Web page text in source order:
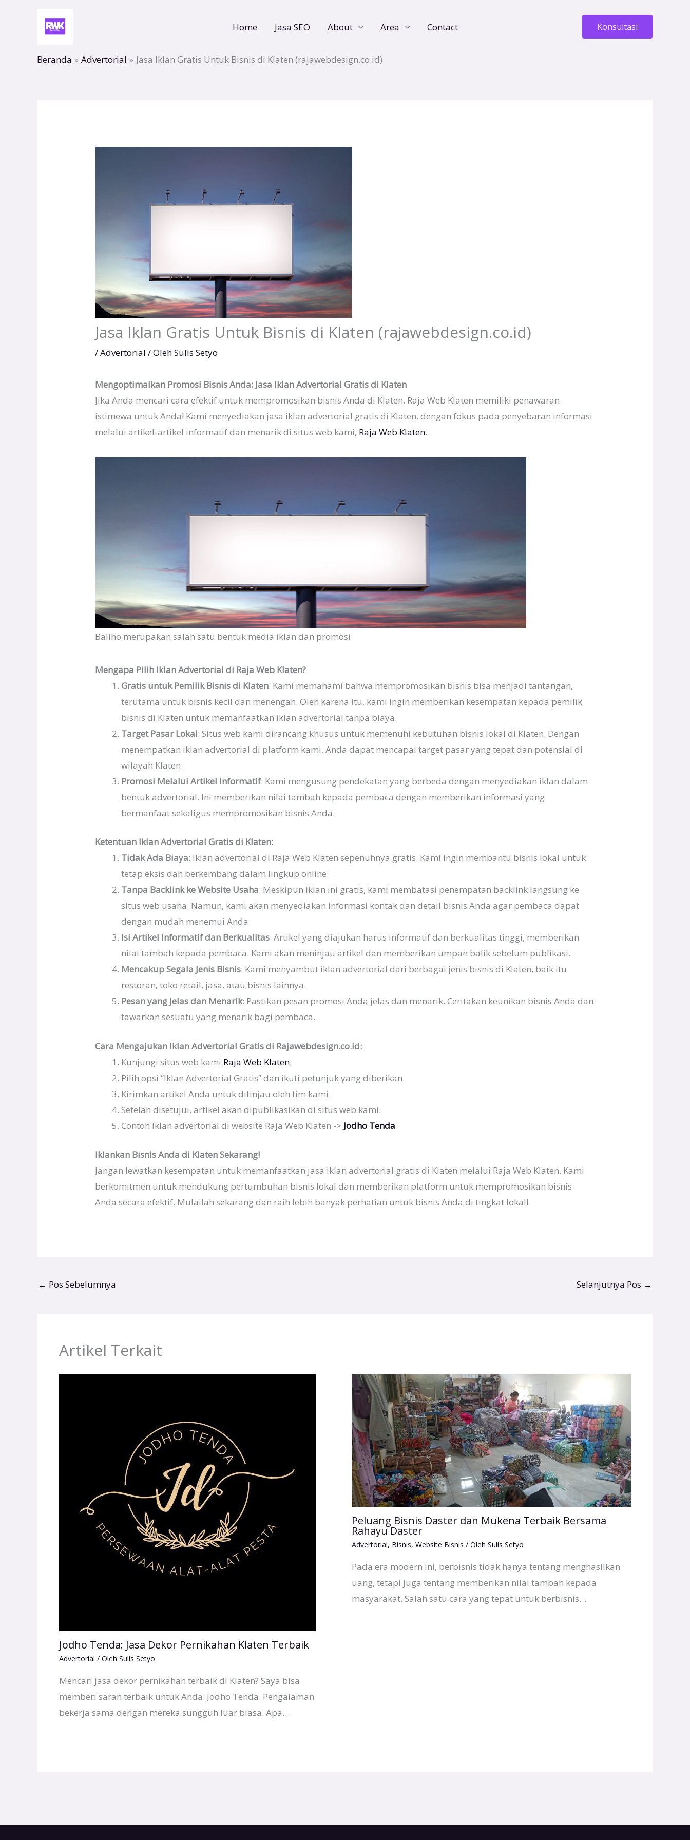
Home Jasa SEO About Area Contact Konsultasi
Beranda Advertorial Jasa Iklan Gratis Untuk Bisnis di Klaten (rajawebdesign.co.id)
Jasa Iklan Gratis Untuk Bisnis di Klaten (rajawebdesign.co.id)
/Advertorial / OlehSulis Setyo
Mengoptimalkan Promosi Bisnis Anda: Jasa Iklan Advertorial Gratis di Klaten
Jika Anda mencari cara efektif untuk mempromosikan bisnis Anda di Klaten, Raja Web Klaten memiliki penawaran
istimewa untuk Anda! Kami menyediakan jasa iklan advertorial gratis di Klaten, dengan fokus pada penyebaran informasi
melalui artikel-artikel informatif dan menarik di situs web kami, Raja Web Klaten.
Baliho merupakan salah satu bentuk media iklan dan promosi
Mengapa Pilih Iklan Advertorial di Raja Web Klaten?
Gratis untuk Pemilik Bisnis di Klaten: Kami memahami bahwa mempromosikan bisnis bisa menjadi tantangan,
terutama untuk bisnis kecil dan menengah. Oleh karena itu, kami ingin memberikan kesempatan kepada pemilik
bisnis di Klaten untuk memanfaatkan iklan advertorial tanpa biaya.
Target Pasar Lokal: Situs web kami dirancang khusus untuk memenuhi kebutuhan bisnis lokal di Klaten. Dengan
menempatkan iklan advertorial di platform kami, Anda dapat mencapai target pasar yang tepat dan potensial di
wilayah Klaten.
Promosi Melalui Artikel Informatif: Kami mengusung pendekatan yang berbeda dengan menyediakan iklan dalam
bentuk advertorial. Ini memberikan nilai tambah kepada pembaca dengan memberikan informasi yang
bermanfaat sekaligus mempromosikan bisnis Anda.
Ketentuan Iklan Advertorial Gratis di Klaten:
Tidak Ada Biaya: Iklan advertorial di Raja Web Klaten sepenuhnya gratis. Kami ingin membantu bisnis lokal untuk
tetap eksis dan berkembang dalam lingkup online.
Tanpa Backlink ke Website Usaha: Meskipun iklan ini gratis, kami membatasi penempatan backlink langsung ke
situs web usaha. Namun, kami akan menyediakan informasi kontak dan detail bisnis Anda agar pembaca dapat
dengan mudah menemui Anda.
Isi Artikel Informatif dan Berkualitas: Artikel yang diajukan harus informatif dan berkualitas tinggi, memberikan
nilai tambah kepada pembaca. Kami akan meninjau artikel dan memberikan umpan balik sebelum publikasi.
Mencakup Segala Jenis Bisnis: Kami menyambut iklan advertorial dari berbagai jenis bisnis di Klaten, baik itu
restoran, toko retail, jasa, atau bisnis lainnya.
Pesan yang Jelas dan Menarik: Pastikan pesan promosi Anda jelas dan menarik. Ceritakan keunikan bisnis Anda dan
tawarkan sesuatu yang menarik bagi pembaca.
Cara Mengajukan Iklan Advertorial Gratis di Rajawebdesign.co.id:
Kunjungi situs web kami Raja Web Klaten.
Pilih opsi “Iklan Advertorial Gratis” dan ikuti petunjuk yang diberikan.
Kirimkan artikel Anda untuk ditinjau oleh tim kami.
Setelah disetujui, artikel akan dipublikasikan di situs web kami.
Contoh iklan advertorial di website Raja Web Klaten -> Jodho Tenda
Iklankan Bisnis Anda di Klaten Sekarang!
Jangan lewatkan kesempatan untuk memanfaatkan jasa iklan advertorial gratis di Klaten melalui Raja Web Klaten. Kami
berkomitmen untuk mendukung pertumbuhan bisnis lokal dan memberikan platform untuk mempromosikan bisnis
Anda secara efektif. Mulailah sekarang dan raih lebih banyak perhatian untuk bisnis Anda di tingkat lokal!
← Pos Sebelumnya Selanjutnya Pos →
Artikel Terkait
Jodho Tenda: Jasa Dekor Pernikahan Klaten Terbaik
Advertorial / Oleh Sulis Setyo
Mencari jasa dekor pernikahan terbaik di Klaten? Saya bisa
memberi saran terbaik untuk Anda: Jodho Tenda. Pengalaman
bekerja sama dengan mereka sungguh luar biasa. Apa…
Peluang Bisnis Daster dan Mukena Terbaik Bersama
Rahayu Daster
Advertorial, Bisnis, Website Bisnis / Oleh Sulis Setyo
Pada era modern ini, berbisnis tidak hanya tentang menghasilkan
uang, tetapi juga tentang memberikan nilai tambah kepada
masyarakat. Salah satu cara yang tepat untuk berbisnis…